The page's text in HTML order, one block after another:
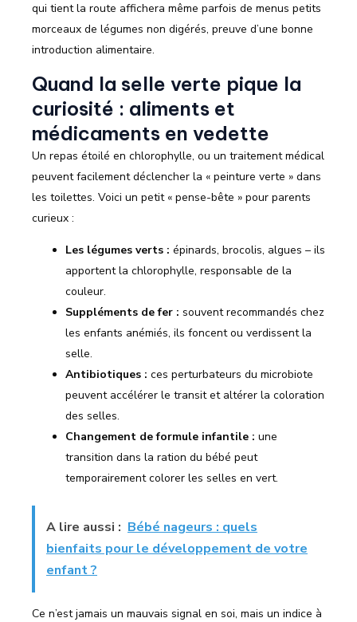
qui tient la route affichera même parfois de menus petits
morceaux de légumes non digérés, preuve d’une bonne
introduction alimentaire.
Quand la selle verte pique la
curiosité : aliments et
médicaments en vedette
Un repas étoilé en chlorophylle, ou un traitement médical
peuvent facilement déclencher la « peinture verte » dans
les toilettes. Voici un petit « pense-bête » pour parents
curieux :
Les légumes verts : épinards, brocolis, algues – ils
apportent la chlorophylle, responsable de la
couleur.
Suppléments de fer : souvent recommandés chez
les enfants anémiés, ils foncent ou verdissent la
selle.
Antibiotiques : ces perturbateurs du microbiote
peuvent accélérer le transit et altérer la coloration
des selles.
Changement de formule infantile : une
transition dans la ration du bébé peut
temporairement colorer les selles en vert.
A lire aussi : Bébé nageurs : quels
bienfaits pour le développement de votre
enfant ?
Ce n’est jamais un mauvais signal en soi, mais un indice à